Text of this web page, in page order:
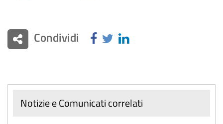
Condividi
Notizie e Comunicati correlati